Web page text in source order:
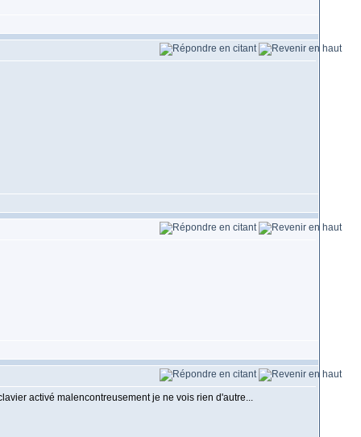
activé malencontreusement je ne vois rien d'autre...